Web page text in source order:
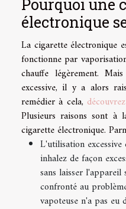
Pourquoi une
électronique
La cigarette électronique
fonctionne par
chauffe légèrement.
excessive, il y a alors
remédier à cela,
Plusieurs raisons sont à
cigarette électronique.
L'utilisation
inhalez de façon
sans laisser
confronté au
vapoteuse n'a pas eu